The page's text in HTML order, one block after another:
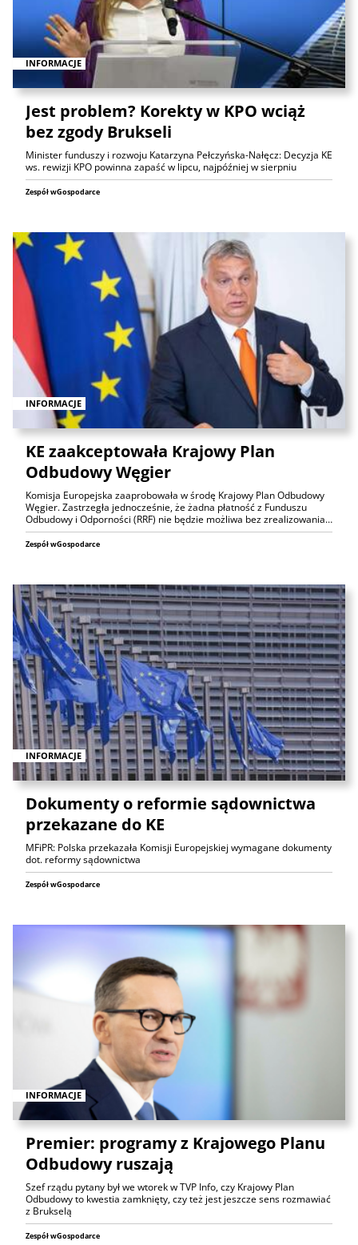
INFORMACJE
Jest problem? Korekty w KPO wciąż
bez zgody Brukseli
Minister funduszy i rozwoju Katarzyna Pełczyńska-Nałęcz: Decyzja KE
ws. rewizji KPO powinna zapaść w lipcu, najpóźniej w sierpniu
Zespół wGospodarce
INFORMACJE
KE zaakceptowała Krajowy Plan
Odbudowy Węgier
Komisja Europejska zaaprobowała w środę Krajowy Plan Odbudowy
Węgier. Zastrzegła jednocześnie, że żadna płatność z Funduszu
Odbudowy i Odporności (RRF) nie będzie możliwa bez zrealizowania…
Zespół wGospodarce
INFORMACJE
Dokumenty o reformie sądownictwa
przekazane do KE
MFiPR: Polska przekazała Komisji Europejskiej wymagane dokumenty
dot. reformy sądownictwa
Zespół wGospodarce
INFORMACJE
Premier: programy z Krajowego Planu
Odbudowy ruszają
Szef rządu pytany był we wtorek w TVP Info, czy Krajowy Plan
Odbudowy to kwestia zamknięty, czy też jest jeszcze sens rozmawiać
z Brukselą
Zespół wGospodarce